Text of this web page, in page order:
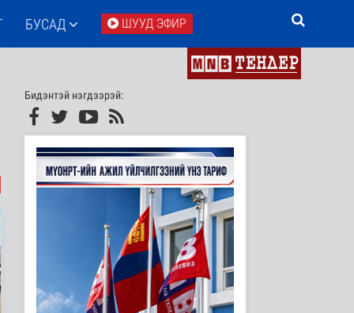
БУСАД ШУУД ЭФИР
Бидэнтэй нэгдээрэй: